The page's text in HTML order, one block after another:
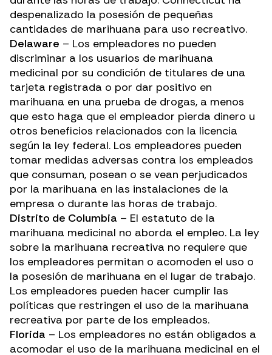
despenalizado la posesión de pequeñas
cantidades de marihuana para uso recreativo.
Delaware – Los empleadores no pueden
discriminar a los usuarios de marihuana
medicinal por su condición de titulares de una
tarjeta registrada o por dar positivo en
marihuana en una prueba de drogas, a menos
que esto haga que el empleador pierda dinero u
otros beneficios relacionados con la licencia
según la ley federal. Los empleadores pueden
tomar medidas adversas contra los empleados
que consuman, posean o se vean perjudicados
por la marihuana en las instalaciones de la
empresa o durante las horas de trabajo.
Distrito de Columbia – El estatuto de la
marihuana medicinal no aborda el empleo. La ley
sobre la marihuana recreativa no requiere que
los empleadores permitan o acomoden el uso o
la posesión de marihuana en el lugar de trabajo.
Los empleadores pueden hacer cumplir las
políticas que restringen el uso de la marihuana
recreativa por parte de los empleados.
Florida – Los empleadores no están obligados a
acomodar el uso de la marihuana medicinal en el